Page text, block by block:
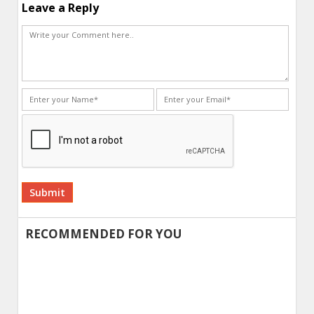
Leave a Reply
Alternative:
RECOMMENDED FOR YOU